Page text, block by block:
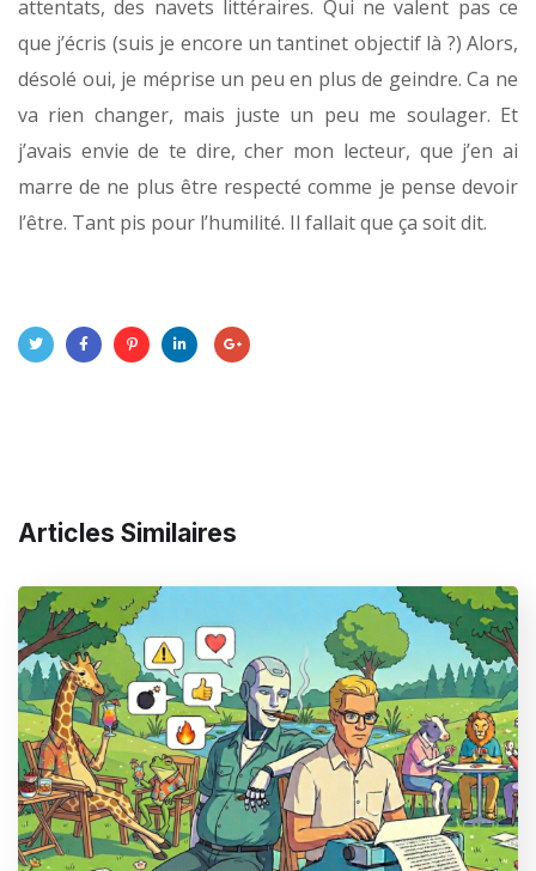
attentats, des navets littéraires. Qui ne valent pas ce
que j’écris (suis je encore un tantinet objectif là ?) Alors,
désolé oui, je méprise un peu en plus de geindre. Ca ne
va rien changer, mais juste un peu me soulager. Et
j’avais envie de te dire, cher mon lecteur, que j’en ai
marre de ne plus être respecté comme je pense devoir
l’être. Tant pis pour l’humilité. Il fallait que ça soit dit.
Articles Similaires